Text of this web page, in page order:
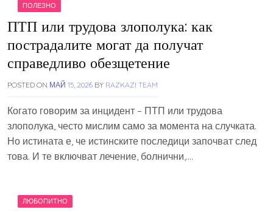
ПОЛЕЗНО
ПТП или трудова злополука: как
пострадалите могат да получат
справедливо обезщетение
POSTED ON МАЙ 15, 2026 BY RAZKAZI TEAM
Когато говорим за инцидент – ПТП или трудова
злополука, често мислим само за момента на случката.
Но истината е, че истинските последици започват след
това. И те включват лечение, болнични,….
ЛЮБОПИТНО